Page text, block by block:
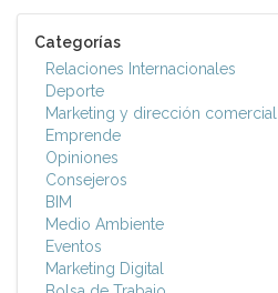
Categorías
Relaciones Internacionales
Deporte
Marketing y dirección comercial
Emprende
Opiniones
Consejeros
BIM
Medio Ambiente
Eventos
Marketing Digital